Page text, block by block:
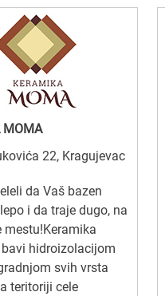
MOMA
22, Kragujevac
da Vaš bazen
i da traje dugo, na
mestu!Keramika
bavi hidroizolacijom
svih vrsta
teritoriji cele